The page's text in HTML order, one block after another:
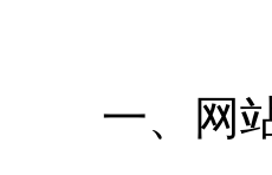
一、网站